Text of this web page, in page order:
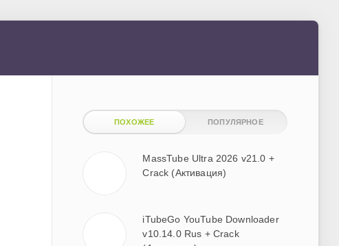
ПОХОЖЕЕ ПОПУЛЯРНОЕ
MassTube Ultra 2026 v21.0 +
Crack (Активация)
iTubeGo YouTube Downloader
v10.14.0 Rus + Crack